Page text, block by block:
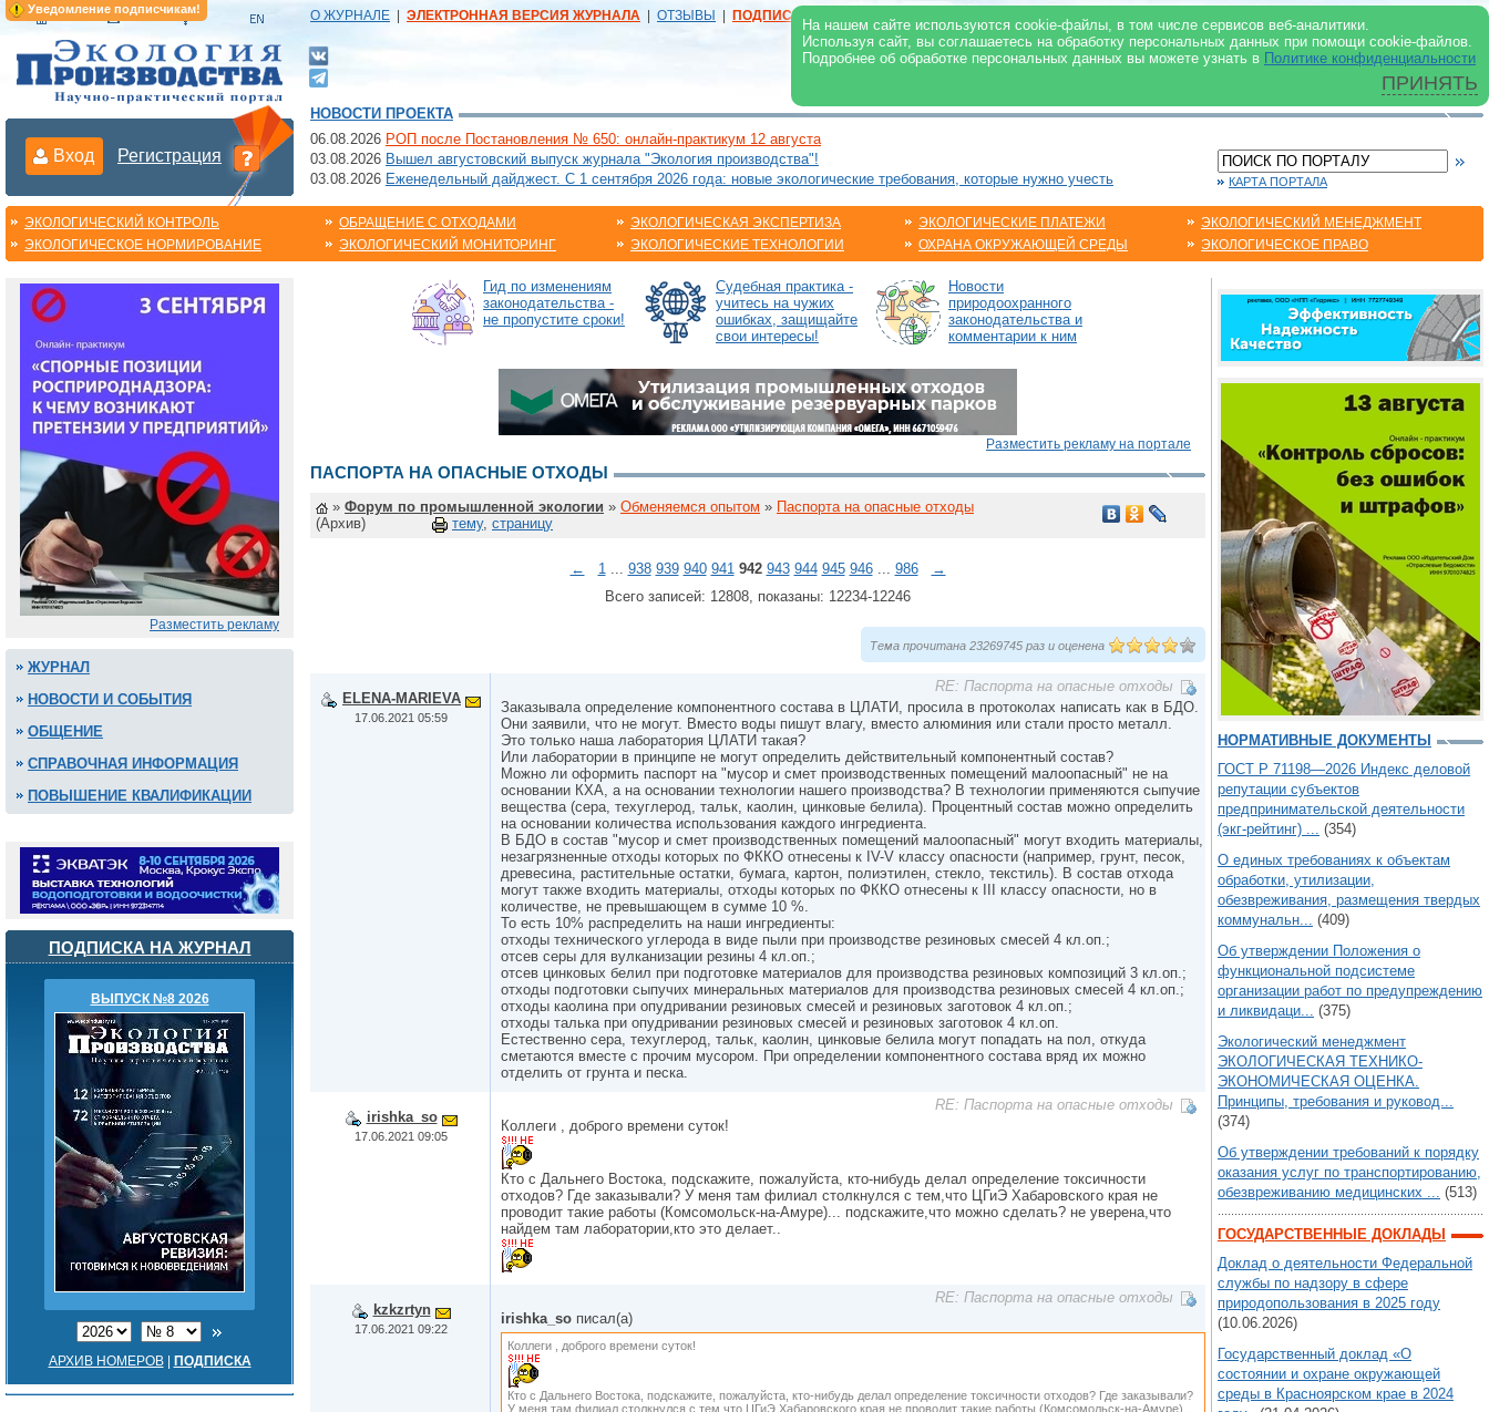
Уведомление подписчикам!
На нашем сайте используются cookie-файлы, в том числе сервисов веб-аналитики.
Используя сайт, вы соглашаетесь на обработку персональных данных при помощи cookie-файлов.
Подробнее об обработке персональных данных вы можете узнать в Политике конфиденциальности
ПРИНЯТЬ
О ЖУРНАЛЕ ЭЛЕКТРОННАЯ ВЕРСИЯ ЖУРНАЛА ОТЗЫВЫ ПОДПИСКА | В ЖУРНАЛЕ В ИНТЕРНЕТ
Вход Регистрация
НОВОСТИ ПРОЕКТА
06.08.2026 РОП после Постановления № 650: онлайн-практикум 12 августа
03.08.2026 Вышел августовский выпуск журнала "Экология производства"!
03.08.2026 Еженедельный дайджест. С 1 сентября 2026 года: новые экологические требования, которые нужно учесть КАРТА ПОРТАЛА
ЭКОЛОГИЧЕСКИЙ КОНТРОЛЬ
ЭКОЛОГИЧЕСКОЕ НОРМИРОВАНИЕ
ОБРАЩЕНИЕ С ОТХОДАМИ
ЭКОЛОГИЧЕСКИЙ МОНИТОРИНГ
ЭКОЛОГИЧЕСКАЯ ЭКСПЕРТИЗА
ЭКОЛОГИЧЕСКИЕ ТЕХНОЛОГИИ
ЭКОЛОГИЧЕСКИЕ ПЛАТЕЖИ
ОХРАНА ОКРУЖАЮЩЕЙ СРЕДЫ
ЭКОЛОГИЧЕСКИЙ МЕНЕДЖМЕНТ
ЭКОЛОГИЧЕСКОЕ ПРАВО
Разместить рекламу
ЖУРНАЛ
НОВОСТИ И СОБЫТИЯ
ОБЩЕНИЕ
СПРАВОЧНАЯ ИНФОРМАЦИЯ
ПОВЫШЕНИЕ КВАЛИФИКАЦИИ
ПОДПИСКА НА ЖУРНАЛ
ВЫПУСК №8 2026
АРХИВ НОМЕРОВ| ПОДПИСКА
Гид по изменениям
законодательства -
не пропустите сроки!
Судебная практика -
учитесь на чужих
ошибках, защищайте
свои интересы!
Новости
природоохранного
законодательства и
комментарии к ним
Разместить рекламу на портале
ПАСПОРТА НА ОПАСНЫЕ ОТХОДЫ
» Форум по промышленной экологии » Обменяемся опытом » Паспорта на опасные отходы
(Архив)
тему, страницу
← 1... 938 939 940 941 942 943 944 945 946... 986
→
Всего записей: 12808, показаны: 12234-12246
Тема прочитана 23269745 раз и оценена
ELENA-MARIEVA
17.06.2021 05:59
RE: Паспорта на опасные отходы
Заказывала определение компонентного состава в ЦЛАТИ, просила в протоколах написать как в БДО.
Они заявили, что не могут. Вместо воды пишут влагу, вместо алюминия или стали просто металл.
Это только наша лаборатория ЦЛАТИ такая?
Или лаборатории в принципе не могут определить действительный компонентный состав?
Можно ли оформить паспорт на "мусор и смет производственных помещений малоопасный" не на
основании КХА, а на основании технологии нашего производства? В технологии применяются сыпучие
вещества (сера, техуглерод, тальк, каолин, цинковые белила). Процентный состав можно определить
на основании количества использования каждого ингредиента.
В БДО в состав "мусор и смет производственных помещений малоопасный" могут входить материалы,
незагрязненные отходы которых по ФККО отнесены к IV-V классу опасности (например, грунт, песок,
древесина, растительные остатки, бумага, картон, полиэтилен, стекло, текстиль). В состав отхода
могут также входить материалы, отходы которых по ФККО отнесены к III классу опасности, но в
количестве, не превышающем в сумме 10 %.
То есть 10% распределить на наши ингредиенты:
отходы технического углерода в виде пыли при производстве резиновых смесей 4 кл.оп.;
отсев серы для вулканизации резины 4 кл.оп.;
отсев цинковых белил при подготовке материалов для производства резиновых композиций 3 кл.оп.;
отходы подготовки сыпучих минеральных материалов для производства резиновых смесей 4 кл.оп.;
отходы каолина при опудривании резиновых смесей и резиновых заготовок 4 кл.оп.;
отходы талька при опудривании резиновых смесей и резиновых заготовок 4 кл.оп.
Естественно сера, техуглерод, тальк, каолин, цинковые белила могут попадать на пол, откуда
сметаются вместе с прочим мусором. При определении компонентного состава вряд их можно
отделить от грунта и песка.
irishka_so
17.06.2021 09:05
RE: Паспорта на опасные отходы
Коллеги , доброго времени суток!
Кто с Дальнего Востока, подскажите, пожалуйста, кто-нибудь делал определение токсичности
отходов? Где заказывали? У меня там филиал столкнулся с тем,что ЦГиЭ Хабаровского края не
проводит такие работы (Комсомольск-на-Амуре)... подскажите,что можно сделать? не уверена,что
найдем там лаборатории,кто это делает..
kzkzrtyn
17.06.2021 09:22
RE: Паспорта на опасные отходы
irishka_so писал(а)
Коллеги , доброго времени суток!
Кто с Дальнего Востока, подскажите, пожалуйста, кто-нибудь делал определение токсичности отходов? Где заказывали?
У меня там филиал столкнулся с тем,что ЦГиЭ Хабаровского края не проводит такие работы (Комсомольск-на-Амуре)...
НОРМАТИВНЫЕ ДОКУМЕНТЫ
ГОСТ Р 71198—2026 Индекс деловой
репутации субъектов
предпринимательской деятельности
(экг-рейтинг) ... (354)
О единых требованиях к объектам
обработки, утилизации,
обезвреживания, размещения твердых
коммунальн... (409)
Об утверждении Положения о
функциональной подсистеме
организации работ по предупреждению
и ликвидаци... (375)
Экологический менеджмент
ЭКОЛОГИЧЕСКАЯ ТЕХНИКО-
ЭКОНОМИЧЕСКАЯ ОЦЕНКА.
Принципы, требования и руковод...
(374)
Об утверждении требований к порядку
оказания услуг по транспортированию,
обезвреживанию медицинских ... (513)
ГОСУДАРСТВЕННЫЕ ДОКЛАДЫ
Доклад о деятельности Федеральной
службы по надзору в сфере
природопользования в 2025 году
(10.06.2026)
Государственный доклад «О
состоянии и охране окружающей
среды в Красноярском крае в 2024